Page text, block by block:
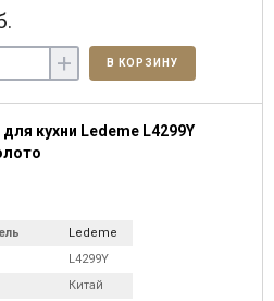
+ В КОРЗИНУ
кухни Ledeme L4299Y
Ledeme
L4299Y
Китай